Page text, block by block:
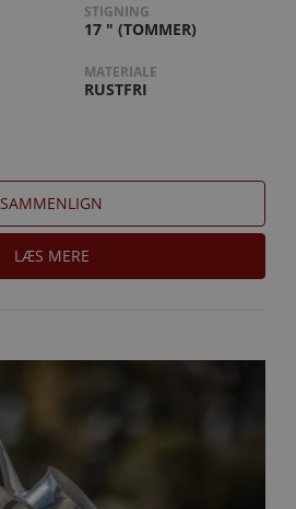
STIGNING
17 " (TOMMER)
MATERIALE
RUSTFRI
SAMMENLIGN
LÆS MERE